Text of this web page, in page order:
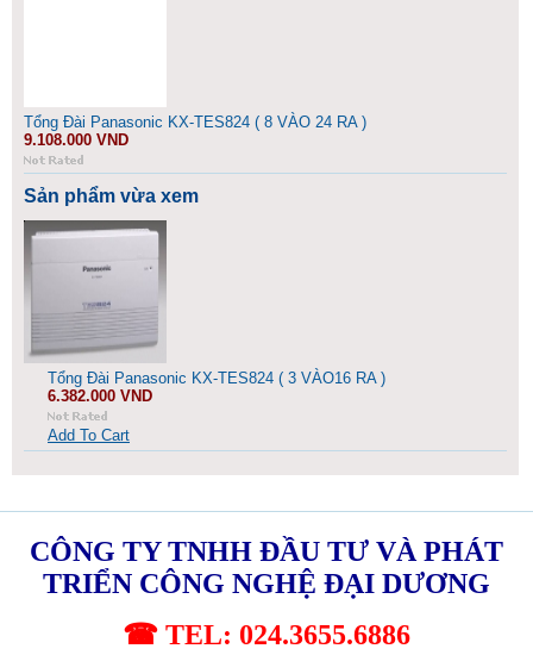
Tổng Đài Panasonic KX-TES824 ( 8 VÀO 24 RA )
9.108.000 VND
Sản phẩm vừa xem
Tổng Đài Panasonic KX-TES824 ( 3 VÀO16 RA )
6.382.000 VND
Add To Cart
CÔNG TY TNHH ĐẦU TƯ VÀ PHÁT
TRIỂN CÔNG NGHỆ ĐẠI DƯƠNG
☎ TEL: 024.3655.6886